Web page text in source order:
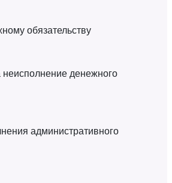
обязательству
неисполнение денежного
административного